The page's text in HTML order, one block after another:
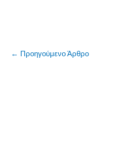
← Προηγούμενο Άρθρο